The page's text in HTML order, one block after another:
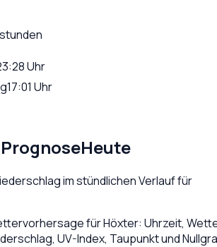
Uhr
17:01 Uhr
Heute
im stündlichen Verlauf für
fürHöxter: Uhrzeit,
UV-Index, Taupunkt und